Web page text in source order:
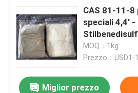
Prodotti chimici speciali
CAS 81-11-
speciali 4,4' -
MOQ：1kg
Prezzo：USD1-
Miglior prezzo